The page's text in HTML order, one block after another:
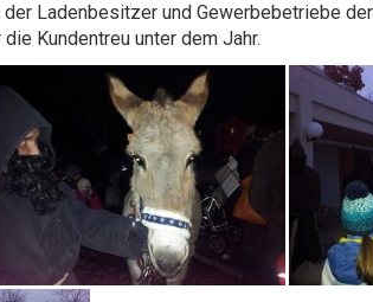
Ladenbesitzer und Gewerbebetriebe
Kundentreu unter dem Jahr.